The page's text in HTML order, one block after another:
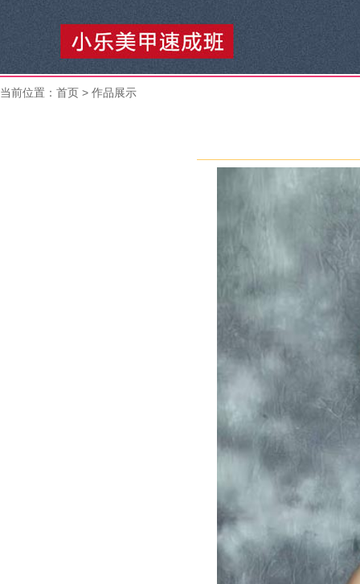
当前位置： 首页 > 作品展示